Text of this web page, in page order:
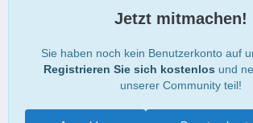
Jetzt mitmachen!
Sie haben noch kein Benutzerkonto auf
Registrieren Sie sich kostenlos und
unserer Community teil!